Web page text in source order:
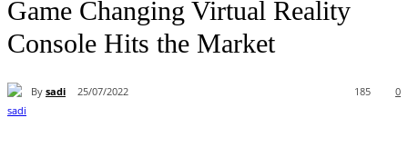
Game Changing Virtual Reality
Console Hits the Market
By sadi 25/07/2022 0
185